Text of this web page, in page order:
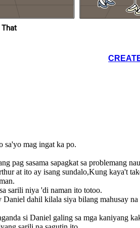
That
sa'yo mag ingat ka po.
pag sasama sapagkat sa problemang
at ito ay isang sundalo,Kung kaya't
sarili niya 'di naman ito totoo.
dahil kilala siya bilang mahusay na
si Daniel galing sa mga kaniyang